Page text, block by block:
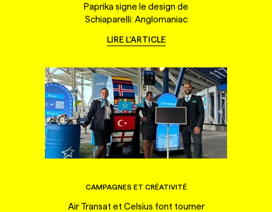
Paprika signe le design de
Schiaparelli: Anglomaniac
LIRE L'ARTICLE
CAMPAGNES ET CRÉATIVITÉ
Air Transat et Celsius font tourner